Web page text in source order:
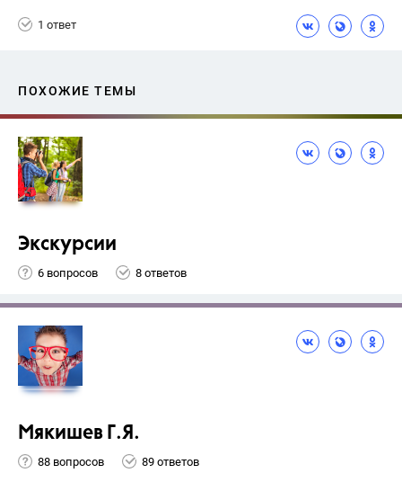
1 ответ
ПОХОЖИЕ ТЕМЫ
Экскурсии
6 вопросов 8 ответов
Мякишев Г.Я.
88 вопросов 89 ответов